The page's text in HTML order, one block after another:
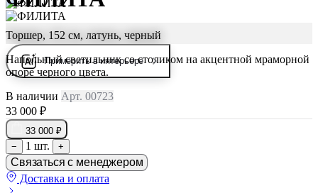
Примерить в интерьере
Торшер, 152 см, латунь, черный
Напольный светильник со столиком на акцентной мраморной
опоре черного цвета.
В наличии Арт. 00723
33 000 ₽
33 000 ₽
−
1 шт. +
Связаться с менеджером
Доставка и оплата